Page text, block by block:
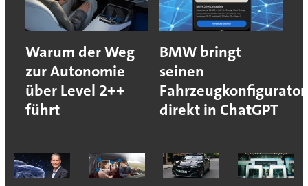
Warum der Weg
zur Autonomie
über Level 2++
führt
BMW bringt
seinen
Fahrzeugkonfigurator
direkt in ChatGPT